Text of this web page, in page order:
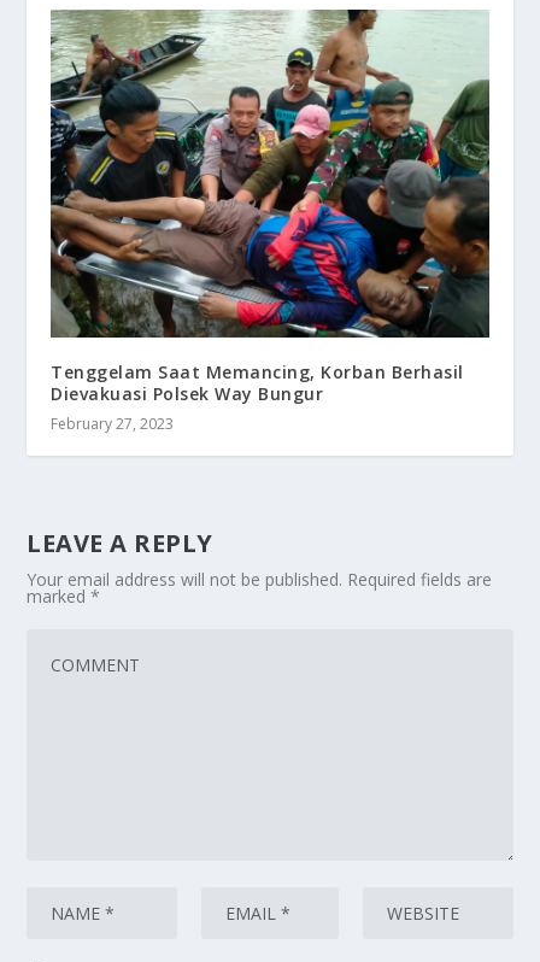
Tenggelam Saat Memancing, Korban Berhasil
Dievakuasi Polsek Way Bungur
February 27, 2023
LEAVE A REPLY
Your email address will not be published. Required fields are
marked*